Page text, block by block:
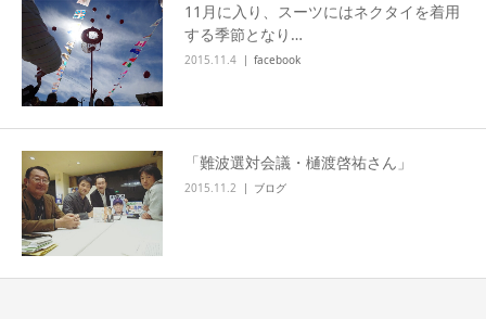
11月に入り、スーツにはネクタイを着用
する季節となり…
2015.11.4 facebook
「難波選対会議・樋渡啓祐さん」
2015.11.2 ブログ